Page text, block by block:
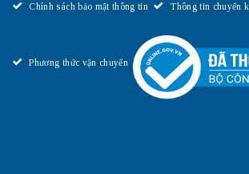
Chính sách bảo mật thông tin Thông tin chuyển
Phương thức vận chuyển